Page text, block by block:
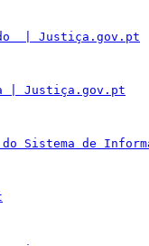
| Justiça.gov.pt
| Justiça.gov.pt
do Sistema de